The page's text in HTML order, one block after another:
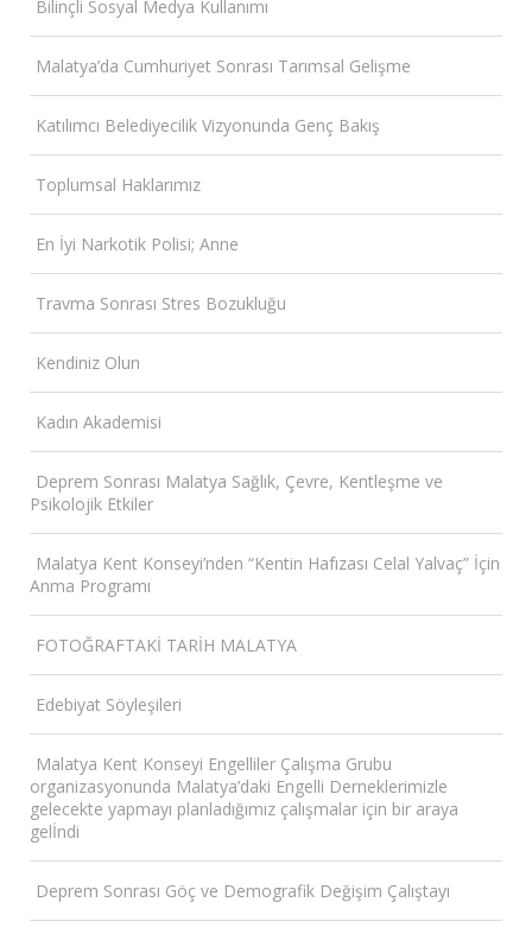
Bilinçli Sosyal Medya Kullanımı
Malatya’da Cumhuriyet Sonrası Tarımsal Gelişme
Katılımcı Belediyecilik Vizyonunda Genç Bakış
Toplumsal Haklarımız
En İyi Narkotik Polisi; Anne
Travma Sonrası Stres Bozukluğu
Kendiniz Olun
Kadın Akademisi
Deprem Sonrası Malatya Sağlık, Çevre, Kentleşme ve
Psikolojik Etkiler
Malatya Kent Konseyi’nden “Kentin Hafızası Celal Yalvaç” İçin
Anma Programı
FOTOĞRAFTAKİ TARİH MALATYA
Edebiyat Söyleşileri
Malatya Kent Konseyi Engelliler Çalışma Grubu
organizasyonunda Malatya’daki Engelli Derneklerimizle
gelecekte yapmayı planladığımız çalışmalar için bir araya
gelİndi
Deprem Sonrası Göç ve Demografik Değişim Çalıştayı